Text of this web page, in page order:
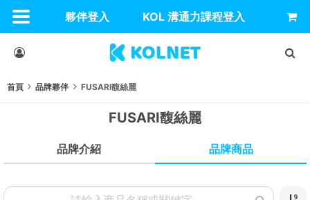
夥伴登入 KOL 溝通力課程登入
首頁 品牌夥伴 FUSARI馥絲麗
FUSARI馥絲麗
品牌介紹 品牌商品